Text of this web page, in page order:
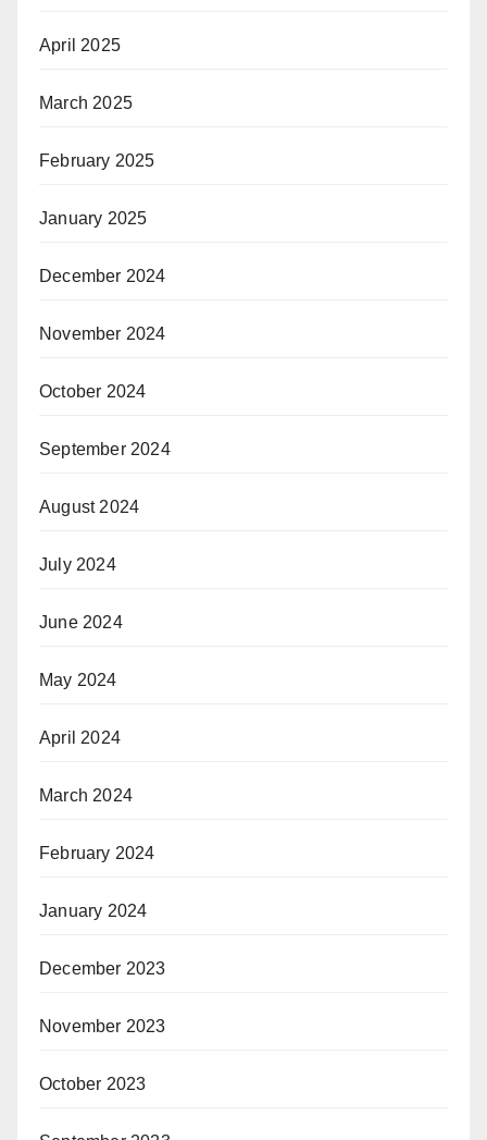
April 2025
March 2025
February 2025
January 2025
December 2024
November 2024
October 2024
September 2024
August 2024
July 2024
June 2024
May 2024
April 2024
March 2024
February 2024
January 2024
December 2023
November 2023
October 2023